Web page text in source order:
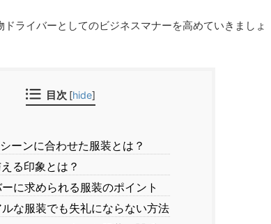
ライバーとしてのビジネスマナーを高めていきましょ
目次 [hide]
ーンに合わせた服装とは？
る印象とは？
ーに求められる服装のポイント
な服装でも失礼にならない方法